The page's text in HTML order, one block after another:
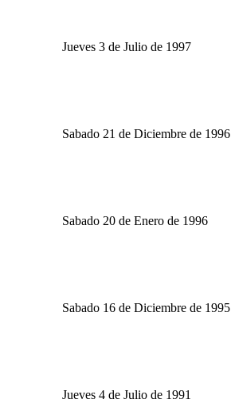
Jueves 3 de Julio de 1997
Sabado 21 de Diciembre de 1996
Sabado 20 de Enero de 1996
Sabado 16 de Diciembre de 1995
Jueves 4 de Julio de 1991